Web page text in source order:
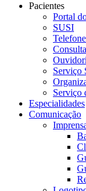
Pacientes
Portal
SUSI
Serviço
Serviço
Especialidades
Comunicação